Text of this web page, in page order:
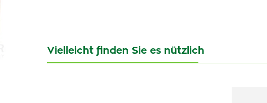
Vielleicht finden Sie es nützlich